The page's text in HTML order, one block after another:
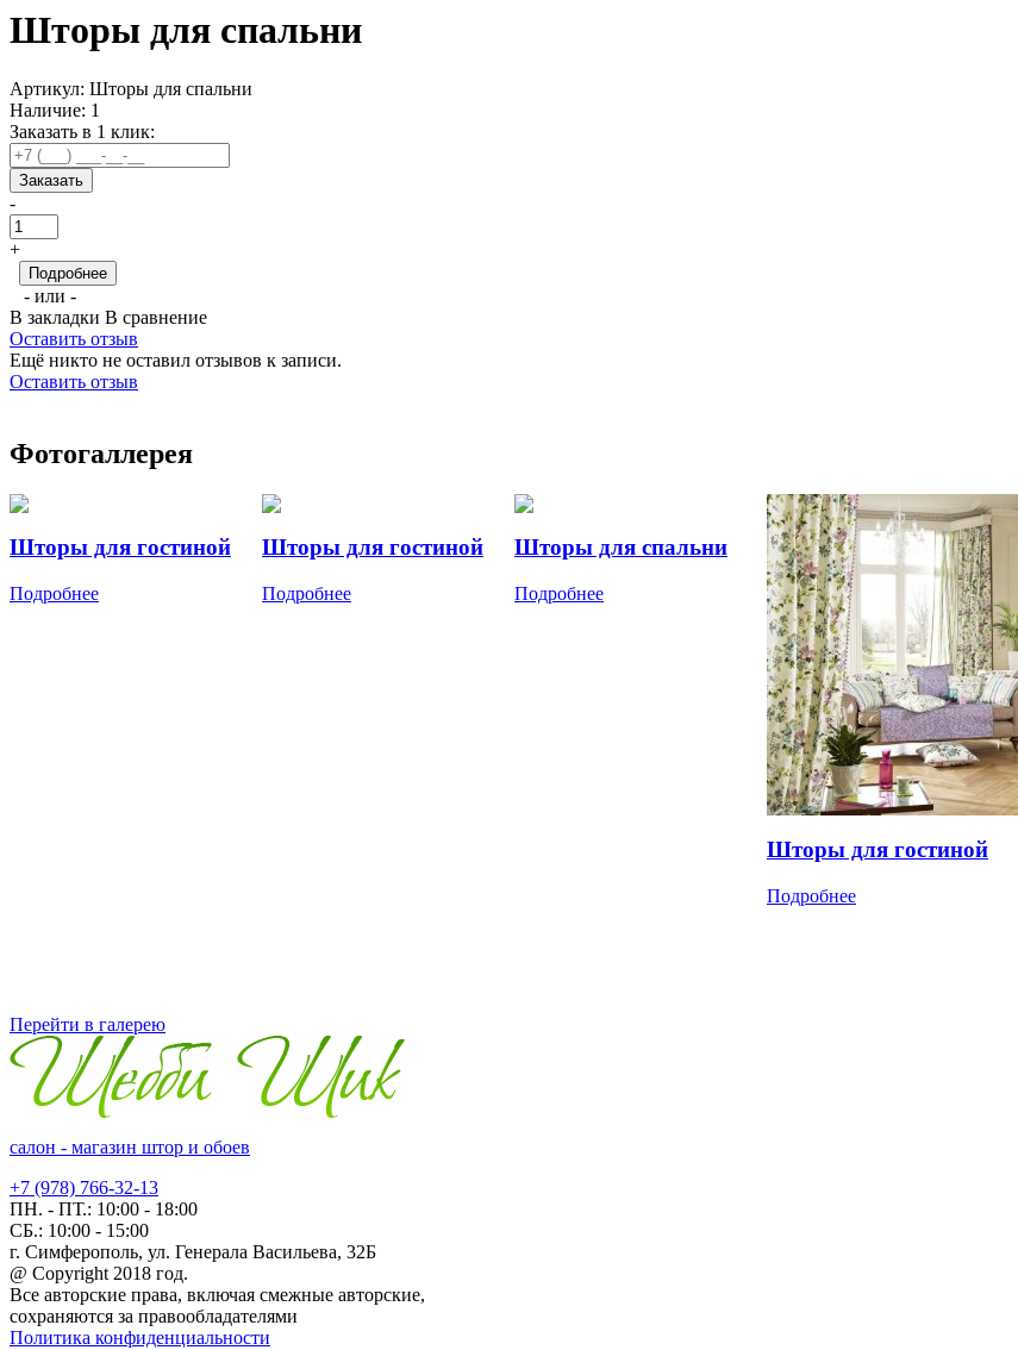
Шторы для спальни
Артикул: Шторы для спальни
Наличие: 1
Заказать в 1 клик:
Заказать
-
+
Подробнее
- или -
В закладки В сравнение
Оставить отзыв
Ещё никто не оставил отзывов к записи.
Оставить отзыв
Фотогаллерея
Шторы для гостиной
Подробнее
Шторы для гостиной
Подробнее
Шторы для спальни
Подробнее
Шторы для гостиной
Подробнее
Перейти в галерею
салон - магазин штор и обоев
+7 (978) 766-32-13
ПН. - ПТ.: 10:00 - 18:00
СБ.: 10:00 - 15:00
г. Симферополь, ул. Генерала Васильева, 32Б
@ Copyright 2018 год.
Все авторские права, включая смежные авторские,
сохраняются за правообладателями
Политика конфиденциальности